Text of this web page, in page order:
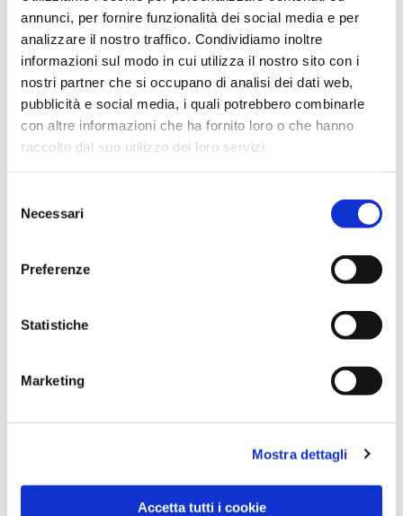
annunci, per fornire funzionalità dei social media e per
analizzare il nostro traffico. Condividiamo inoltre
informazioni sul modo in cui utilizza il nostro sito con i
nostri partner che si occupano di analisi dei dati web,
pubblicità e social media, i quali potrebbero combinarle
con altre informazioni che ha fornito loro o che hanno
raccolto dal suo utilizzo dei loro servizi.
delNecessari
Preferenze
Statistiche
Marketing
Mostra dettagli
Accetta tutti i cookie
Dies könnte Sie auch